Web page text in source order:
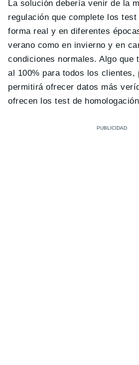
La solución debería venir de la
regulación que complete los
forma real y en diferentes
verano como en invierno y en
condiciones normales. Algo que
al 100% para todos los clientes,
permitirá ofrecer datos más
ofrecen los test de